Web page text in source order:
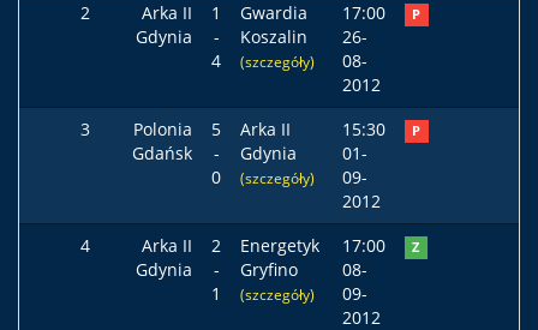
2
Arka II
Gdynia
1
-
4
Gwardia
Koszalin
(szczegóły)
17:00
26-
08-
2012
P
3
Polonia
Gdańsk
5
-
0
Arka II
Gdynia
(szczegóły)
15:30
01-
09-
2012
P
4
Arka II
Gdynia
2
-
1
Energetyk
Gryfino
(szczegóły)
17:00
08-
09-
2012
Z